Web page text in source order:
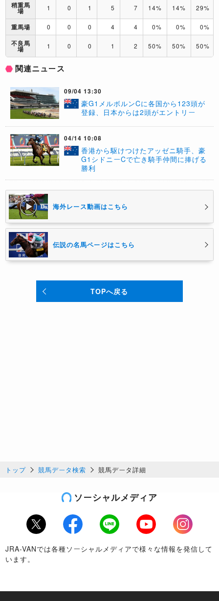
稍重馬
場 1 0 1 5 7 14% 14% 29%
重馬場 0 0 0 4 4 0% 0% 0%
不良馬
場 1 0 0 1 2 50% 50% 50%
関連ニュース
09/04 13:30
豪G1メルボルンCに各国から123頭が
登録、日本からは2頭がエントリー
04/14 10:08
香港から駆けつけたアッゼニ騎手、豪
G1シドニーCで亡き騎手仲間に捧げる
勝利
海外レース動画はこちら
伝説の名馬ページはこちら
TOPへ戻る
トップ 競馬データ検索 競馬データ詳細
ソーシャルメディア
Twitter Facebook LINE Youtube
Instagram
JRA-VANでは各種ソーシャルメディアで様々な情報を発信して
います。